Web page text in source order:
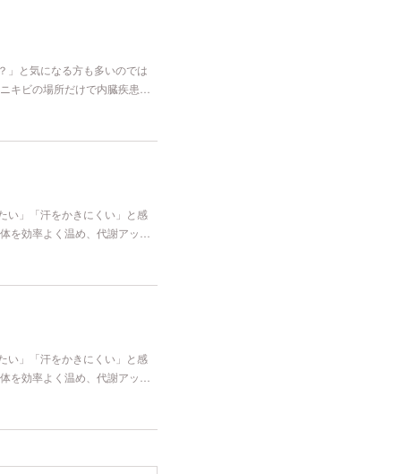
」と気になる方も多いのでは
キビの場所だけで内臓疾患…
い」「汗をかきにくい」と感
を効率よく温め、代謝アッ…
い」「汗をかきにくい」と感
を効率よく温め、代謝アッ…